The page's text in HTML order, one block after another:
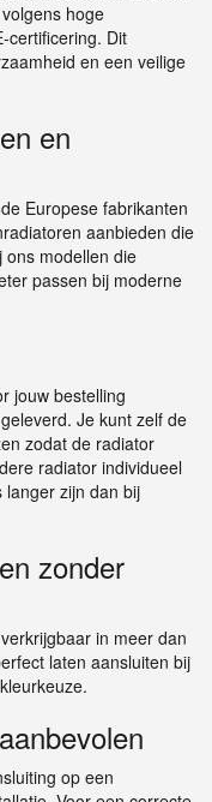
hoge
certificering. Dit
en een veilige
en
Europese fabrikanten
aanbieden die
ons modellen die
passen bij moderne
jouw bestelling
Je kunt zelf de
zodat de radiator
radiator individueel
zijn dan bij
zonder
in meer dan
laten aansluiten bij
op een